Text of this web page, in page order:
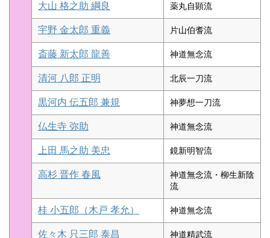
大山 格之助 綱良 薬丸自顕流
宇野 金太郎 重義 片山伯耆流
斎藤 新太郎 龍善 神道無念流
清河 八郎 正明 北辰一刀流
黒河内 伝五郎 兼規 神夢想一刀流
仏生寺 弥助 神道無念流
上田 馬之助 美忠 鏡新明智流
高杉 晋作 春風
神道無念流・柳生新陰
流
桂 小五郎（木戸 孝允） 神道無念流
佐々木 只三郎 泰昌 神道精武流